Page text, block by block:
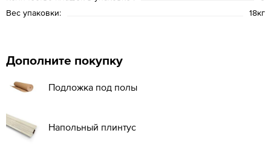
Вес упаковки:
18кг
Дополните покупку
Подложка под полы
Напольный плинтус